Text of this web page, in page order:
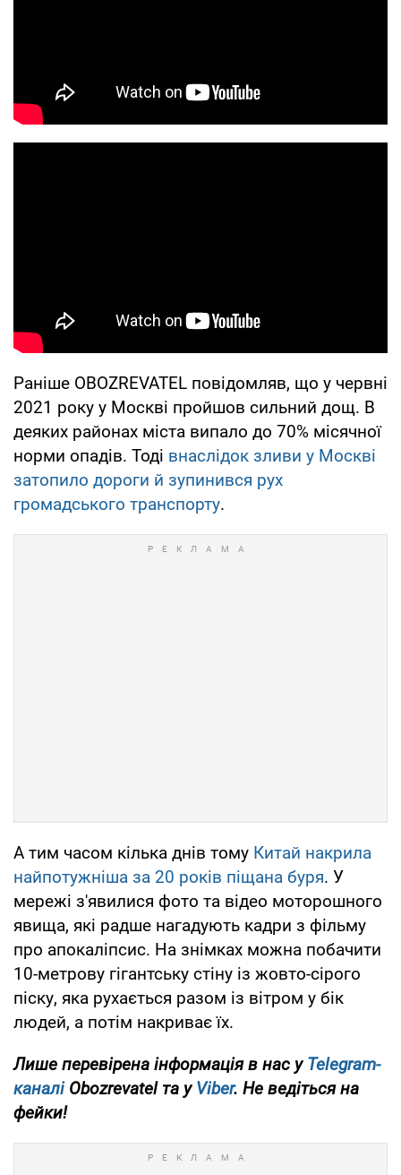
Раніше OBOZREVATEL повідомляв, що у червні
2021 року у Москві пройшов сильний дощ. В
деяких районах міста випало до 70% місячної
норми опадів. Тоді внаслідок зливи у Москві
затопило дороги й зупинився рух
громадського транспорту.
А тим часом кілька днів тому Китай накрила
найпотужніша за 20 років піщана буря. У
мережі з'явилися фото та відео моторошного
явища, які радше нагадують кадри з фільму
про апокаліпсис. На знімках можна побачити
10-метрову гігантську стіну із жовто-сірого
піску, яка рухається разом із вітром у бік
людей, а потім накриває їх.
Лише перевірена інформація в нас уTelegram-
каналіObozrevatel та уViber. Не ведіться на
фейки!